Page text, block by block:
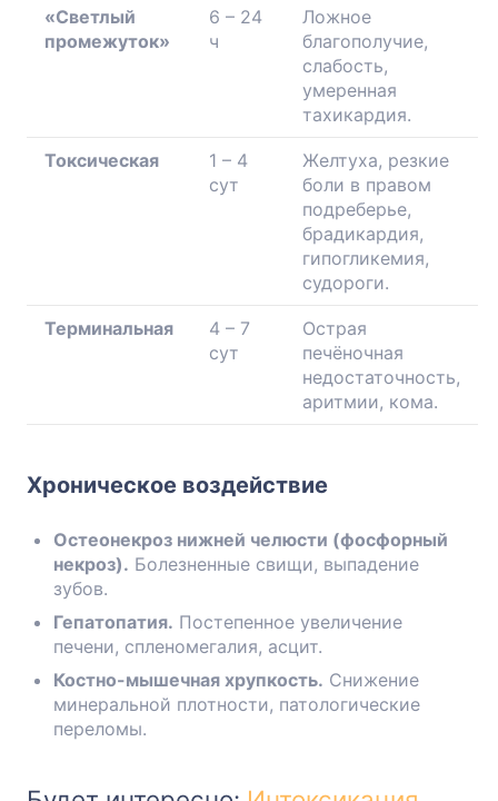
«Светлый
промежуток»
6 – 24
ч
Ложное
благополучие,
слабость,
умеренная
тахикардия.
Токсическая
1 – 4
сут
Желтуха, резкие
боли в правом
подреберье,
брадикардия,
гипогликемия,
судороги.
Терминальная
4 – 7
сут
Острая
печёночная
недостаточность,
аритмии, кома.
Хроническое воздействие
Остеонекроз нижней челюсти (фосфорный
некроз). Болезненные свищи, выпадение
зубов.
Гепатопатия. Постепенное увеличение
печени, спленомегалия, асцит.
Костно-мышечная хрупкость. Снижение
минеральной плотности, патологические
переломы.